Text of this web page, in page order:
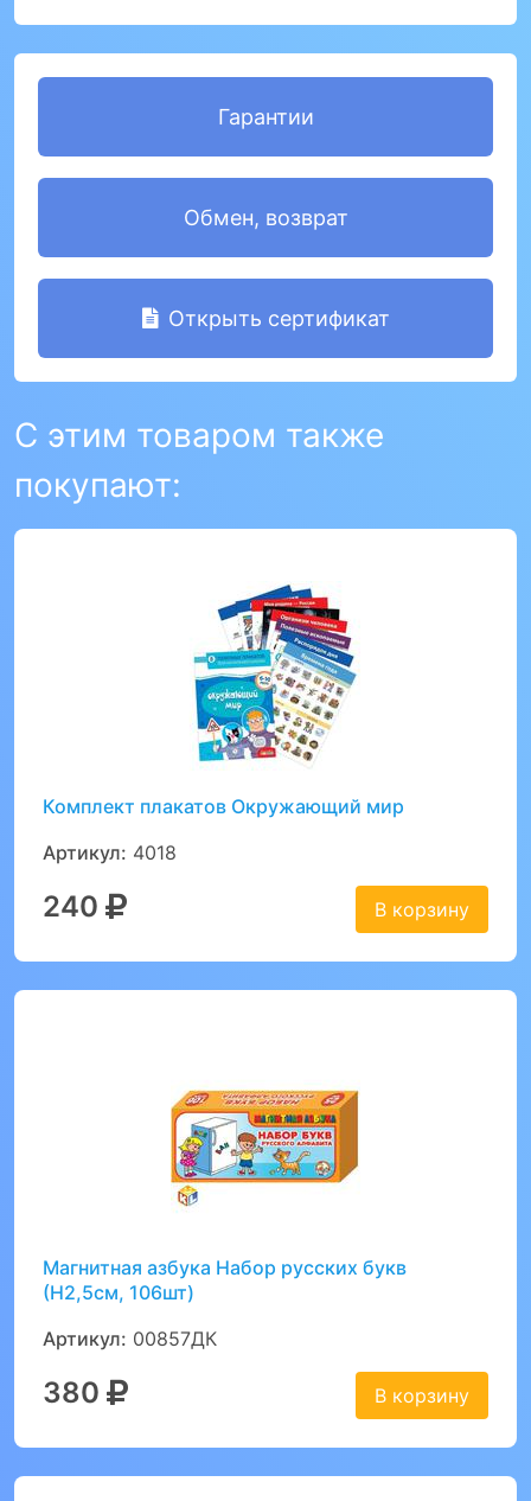
Гарантии
Обмен, возврат
Открыть сертификат
С этим товаром также
покупают:
Комплект плакатов Окружающий мир
Артикул: 4018
240 В корзину
Магнитная азбука Набор русских букв
(Н2,5см, 106шт)
Артикул: 00857ДК
380 В корзину